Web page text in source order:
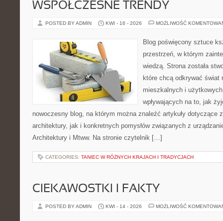
WSPÓŁCZESNE TRENDY
POSTED BY ADMIN KWI - 16 - 2026 MOŻLIWOŚĆ
Blog poświęcony sztuce
przestrzeń, w którym
wiedzą. Strona została
które chcą odkrywać świat
mieszkalnych i
wpływających na to, jak
nowoczesny blog, na którym można znaleźć artykuły dotyczące
architektury, jak i konkretnych pomysłów związanych z
Architektury i Mtww. Na stronie czytelnik […]
CATEGORIES: TANIEC W RÓŻNYCH KRAJACH I TRADYCJACH
CIEKAWOSTKI I FAKTY
POSTED BY ADMIN KWI - 14 - 2026 MOŻLIWOŚĆ